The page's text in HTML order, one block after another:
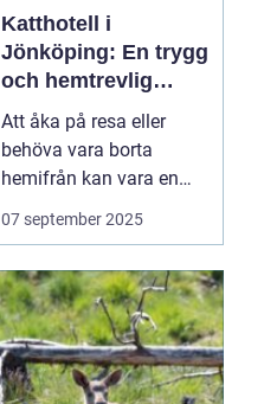
Katthotell i
Jönköping: En trygg
och hemtrevlig
lösning för din katt
Att åka på resa eller
behöva vara borta
hemifrån kan vara en
utmaning för djurägare.
Särskilt för kattägare
när man behöver lämna
sina älskade fyrbenta
v&...
07 september 2025